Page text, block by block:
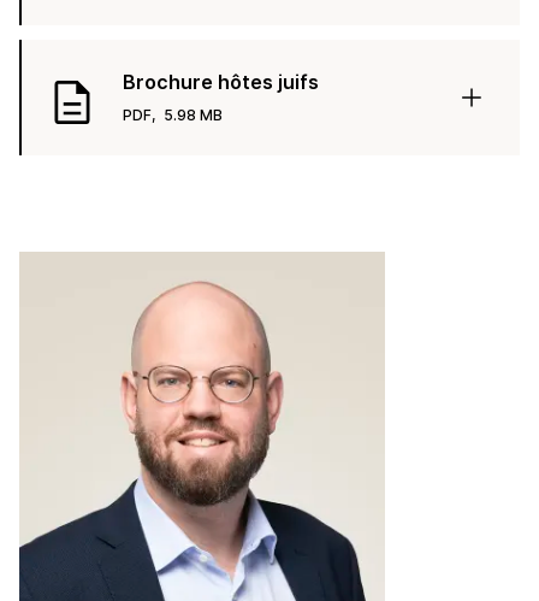
Brochure hôtes juifs
PDF, 5.98 MB